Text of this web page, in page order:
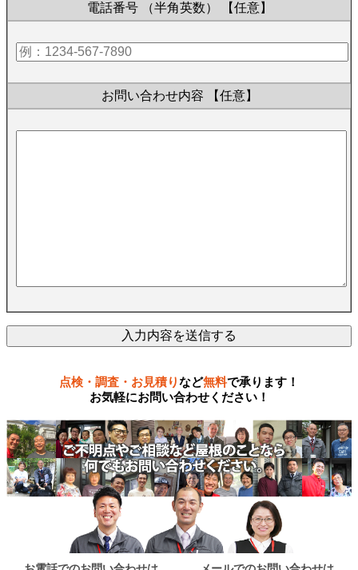
電話番号 （半角英数） 【任意】
お問い合わせ内容 【任意】
点検・調査・お見積りなど無料で承ります！
お気軽にお問い合わせください！